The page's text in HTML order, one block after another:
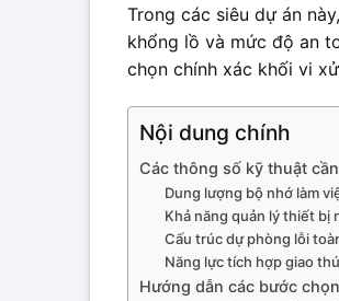
Trong các siêu dự án
khổng lồ và mức độ an
chọn chính xác khối vi
Nội dung chính
Các thông số kỹ thuật
Dung lượng bộ nhớ làm
Khả năng quản lý thiết bị
Cấu trúc dự phòng lỗi
Năng lực tích hợp giao
Hướng dẫn các bước